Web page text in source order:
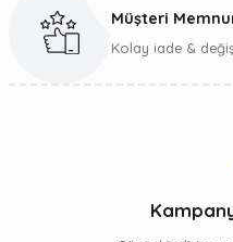
Müşteri
Kolay iade &